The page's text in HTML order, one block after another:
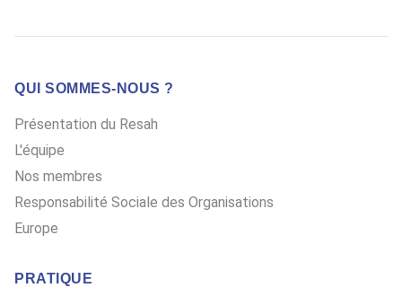
QUI SOMMES-NOUS ?
Présentation du Resah
L'équipe
Nos membres
Responsabilité Sociale des Organisations
Europe
PRATIQUE